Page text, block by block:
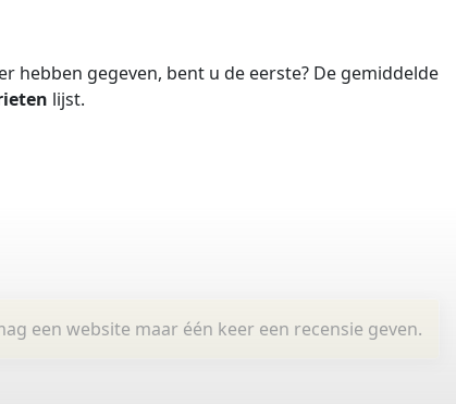
hebben gegeven, bent u de eerste? De gemiddelde
lijst.
een website maar één keer een recensie geven.